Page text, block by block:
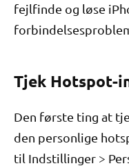
fejlfinde og løse
Tjek Hotspot-
Den første ting at
den personlige
til Indstillinger >